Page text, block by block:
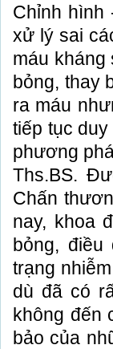
Chỉnh hình
xử lý sai
máu kháng
bỏng, thay
ra máu
tiếp tục
phương
Ths.BS.
Chấn
nay, khoa
bỏng,
trạng
dù đã có
không đến
bảo của